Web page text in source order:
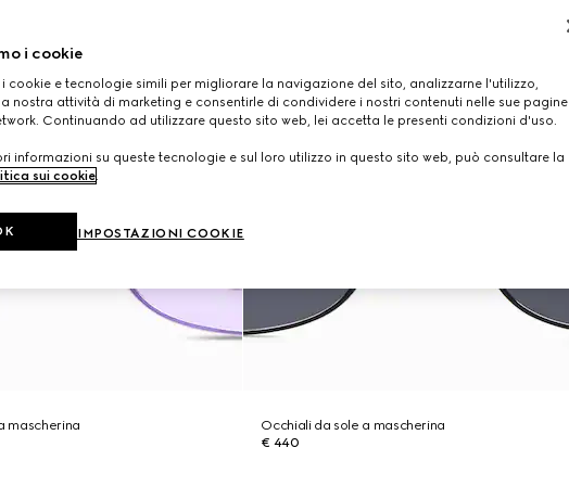
mascherina
Occhiali da sole a mascherina
€ 440
i cookie
cookie e tecnologie simili per migliorare la navigazione del sito, analizzarne l'utilizzo,
nostra attività di marketing e consentirle di condividere i nostri contenuti nelle sue pagine
Continuando ad utilizzare questo sito web, lei accetta le presenti condizioni d'uso.
informazioni su queste tecnologie e sul loro utilizzo in questo sito web, può consultare la
sui cookie.
IMPOSTAZIONI COOKIE